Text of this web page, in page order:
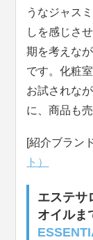
うなジャス
しを感じさ
期を考えな
です。化粧
お試されな
に、商品も
[紹介ブラン
ト）
エステサ
オイルま